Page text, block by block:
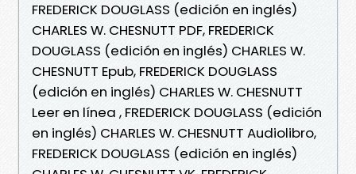
FREDERICK DOUGLASS (edición en inglés)
CHARLES W. CHESNUTT PDF, FREDERICK
DOUGLASS (edición en inglés) CHARLES W.
CHESNUTT Epub, FREDERICK DOUGLASS
(edición en inglés) CHARLES W. CHESNUTT
Leer en línea , FREDERICK DOUGLASS (edición
en inglés) CHARLES W. CHESNUTT Audiolibro,
FREDERICK DOUGLASS (edición en inglés)